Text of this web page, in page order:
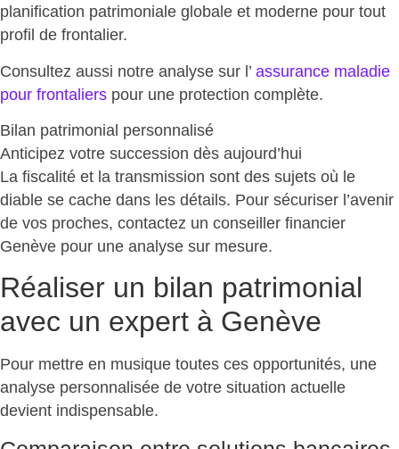
planification patrimoniale globale et moderne pour tout
profil de frontalier.
Consultez aussi notre analyse sur l’ assurance maladie
pour frontaliers pour une protection complète.
Bilan patrimonial personnalisé
Anticipez votre succession dès aujourd’hui
La fiscalité et la transmission sont des sujets où le
diable se cache dans les détails. Pour sécuriser l’avenir
de vos proches, contactez un conseiller financier
Genève pour une analyse sur mesure.
Réaliser un bilan patrimonial
avec un expert à Genève
Pour mettre en musique toutes ces opportunités, une
analyse personnalisée de votre situation actuelle
devient indispensable.